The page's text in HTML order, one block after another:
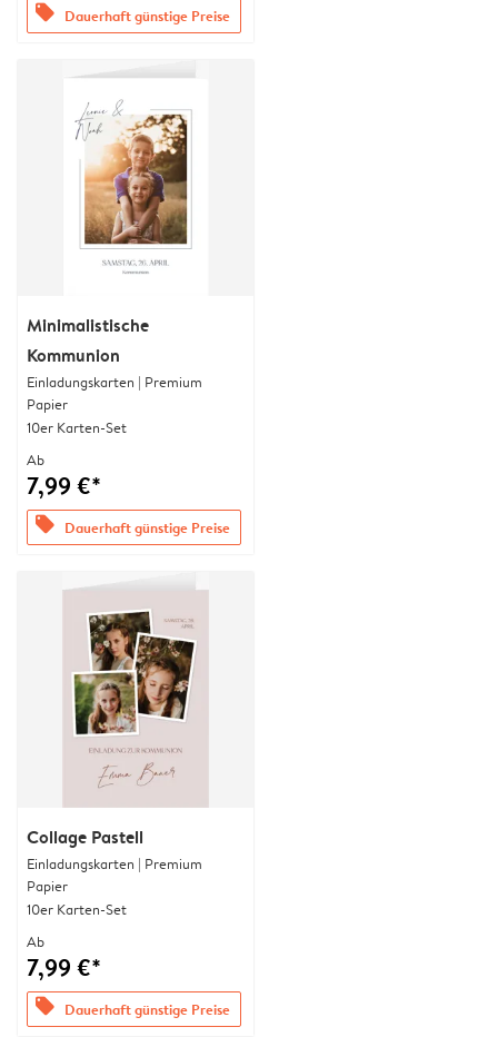
offers Dauerhaft günstige Preise
Minimalistische
Kommunion
Einladungskarten | Premium
Papier
10er Karten-Set
Ab
7,99 €*
offers Dauerhaft günstige Preise
Collage Pastell
Einladungskarten | Premium
Papier
10er Karten-Set
Ab
7,99 €*
offers Dauerhaft günstige Preise